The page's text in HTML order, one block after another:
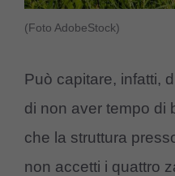
(Foto AdobeStock)
Può capitare, infatti,
di non aver tempo di
che la struttura
non accetti i quattro